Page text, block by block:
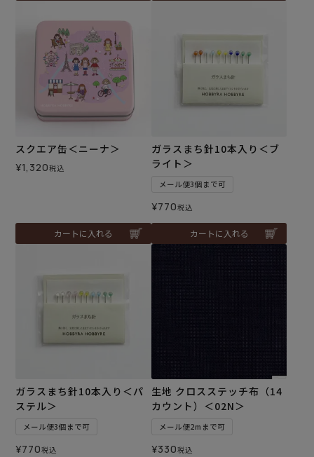
スクエア缶＜ニーナ＞
¥1,320税込
カートに入れる
ガラスまち針10本入り＜ブ
ライト＞
メール便3個まで可
¥770税込
カートに入れる
ガラスまち針10本入り＜パ
ステル＞
メール便3個まで可
¥770税込
生地 クロスステッチ布（14
カウント）＜02N＞
メール便2mまで可
¥330税込